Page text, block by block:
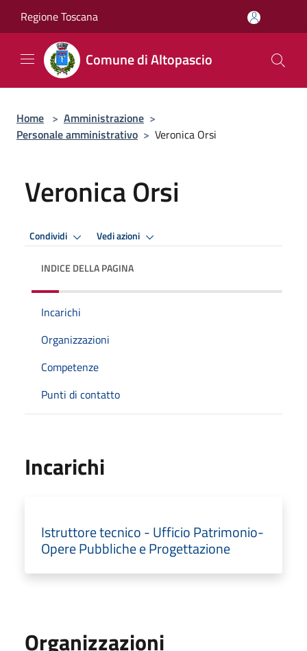
Regione Toscana
Comune di Altopascio
Home > Amministrazione >
Personale amministrativo > Veronica Orsi
Veronica Orsi
Condividi Vedi azioni
INDICE DELLA PAGINA
Incarichi
Organizzazioni
Competenze
Punti di contatto
Incarichi
Istruttore tecnico - Ufficio Patrimonio-
Opere Pubbliche e Progettazione
Organizzazioni